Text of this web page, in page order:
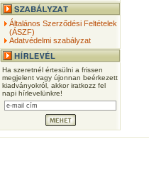
Általános Szerződési Feltételek
(ÁSZF)
Adatvédelmi szabályzat
Ha szeretnél értesülni a frissen
megjelent vagy újonnan beérkezett
kiadványokról, akkor iratkozz fel
napi hírlevelünkre!